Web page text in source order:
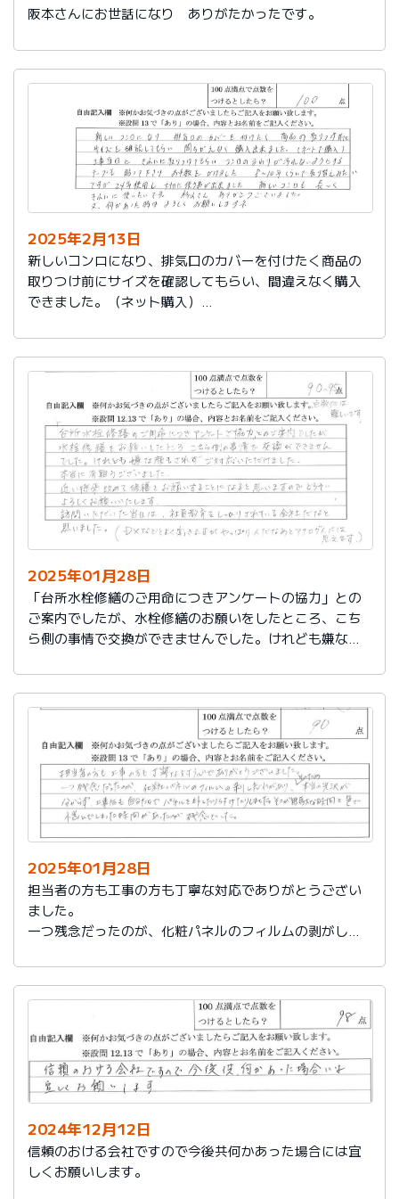
阪本さんにお世話になり ありがたかったです。
2025年2月13日
新しいコンロになり、排気口のカバーを付けたく商品の
取りつけ前にサイズを確認してもらい、間違えなく購入
できました。（ネット購入）
汚れないようにするテープも貼って下さりお手数をかけ
ました。
８～10年くらいで取り替えみたいですが、24年使用し大
切に使う事が出来ました。新しいコンロも長～くきれい
に使いたいです。杉山さん、ありがとうございました。
又、何かあった時はよろしくお願いしますネ
2025年01月28日
「台所水栓修繕のご用命につきアンケートの協力」との
ご案内でしたが、水栓修繕のお願いをしたところ、こち
ら側の事情で交換ができませんでした。けれども嫌な顔
本当に有難うございました。
近い将来、改めて修繕をお願いすることになると思いま
すので、どうぞよろしくお願いいたします。
訪問いただいた当日は、社員教育をしっかりされている
会社だなと思いました。（DXなどとよく聞きますが、や
っぱり人だなぁとアナログ人には思えます）
2025年01月28日
担当者の方も工事の方も丁寧な対応でありがとうござい
ました。
一つ残念だったのが、化粧パネルのフィルムの剥がし忘
分たちでパネルを外したり付けたりしました。そこが無
駄な時間と色で悩んでしまった時間があったのが残念で
2024年12月12日
信頼のおける会社ですので今後共何かあった場合には宜
しくお願いします。